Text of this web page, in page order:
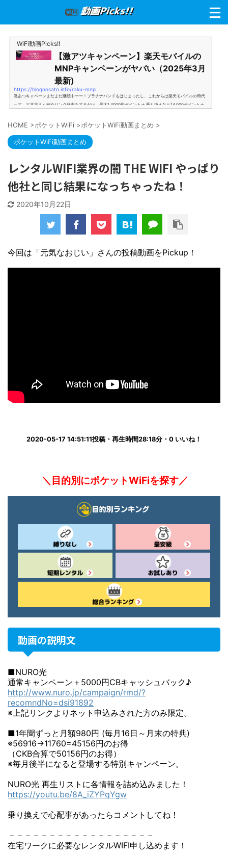
WiFi動画Picks!!
【激アツキャンペーン】楽天モバイルの
MNPキャンペーンがヤバい（2025年3月
最新)
https://blognosato.info/raku-mnp
激あつキャペーンまだまだ継続中ーー！プラチナバンドもはじまったし、これからは楽天モバイルの時代
っす。三木谷さん紹介リンク経由をするだけ。最大1,4000円ポイント→ 乗り換えなら14,000ポイント→
谷さんキャンペーン／2回線目以降でもOK再契約でもでもOK背水の陣の楽天モバイル。ついに「最後の賭
別招待ページから楽天モバイ...
HOME >ポケットWiFi >ポケットWiFi動画まとめ >
ポケットWiFi動画まとめ
レンタルWIFI業界の闇 THE WIFI やっぱり
他社と同じ結果になっちゃったね！
2020年10月22日
今回は「元気なおじい」さんの投稿動画をPickup！
2020-05-17 14:51:11投稿・再生時間28:18分・0 いいね！
＼目的別にポケットWiFiを探す／
動画の説明文
■NURO光
通常キャンペーン＋5000円CBキャッシュバック♪
http://www.nuro.jp/campaign/rmd/?
recomndNo=dsi91892
※上記リンクよりネット申込みされた方のみ限定。
■1年間ずっと月額980円 (毎月16日～月末の特典)
※56916→11760=45156円のお得
（CKB合算で50156円のお得）
※毎月後半になると登場する特別キャンペーン。
NURO光 再生リストに各情報を詰め込みました！
https://youtu.be/8A_iZYPqYgw
乗り換えで心配事があったらコメントしてね！
－－－－－－－－－－－－－－－－－－
在宅ワークに必要なレンタルWIFI申し込めます！